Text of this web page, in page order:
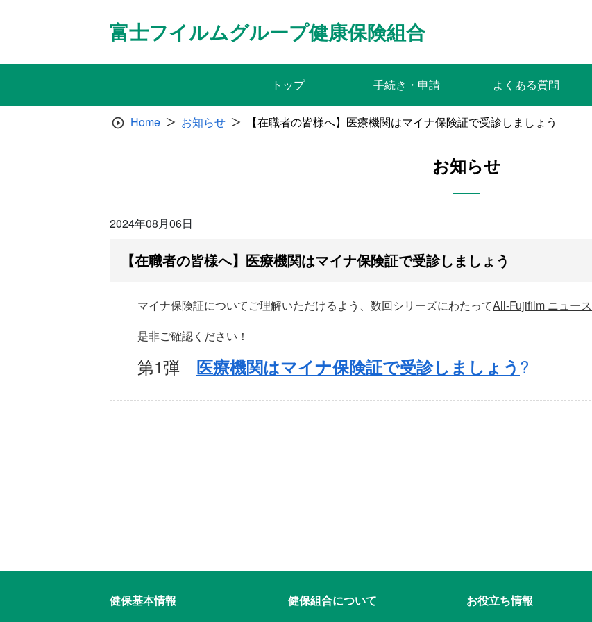
富士フイルムグループ健康保険組合
トップ 手続き・申請 よくある質問
Home お知らせ 【在職者の皆様へ】医療機関はマイナ保険証で受診しましょう
お知らせ
2024年08月06日
【在職者の皆様へ】医療機関はマイナ保険証で受診しましょう
マイナ保険証についてご理解いただけるよう、数回シリーズにわたってAll-Fujifilm ニュース
是非ご確認ください！
第1弾 医療機関はマイナ保険証で受診しましょう ?
健保基本情報 健保組合について お役立ち情報